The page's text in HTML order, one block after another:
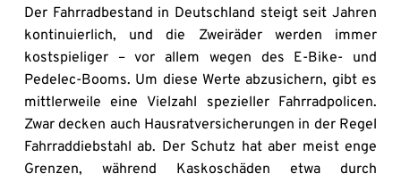
Der Fahrradbestand in Deutschland steigt seit Jahren
kontinuierlich, und die Zweiräder werden immer
kostspieliger – vor allem wegen des E-Bike- und
Pedelec-Booms. Um diese Werte abzusichern, gibt es
mittlerweile eine Vielzahl spezieller Fahrradpolicen.
Zwar decken auch Hausratversicherungen in der Regel
Fahrraddiebstahl ab. Der Schutz hat aber meist enge
Grenzen, während Kaskoschäden etwa durch